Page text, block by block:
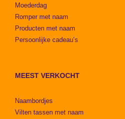
Moederdag
Romper met naam
Producten met naam
Persoonlijke cadeau’s
MEEST VERKOCHT
Naambordjes
Vilten tassen met naam